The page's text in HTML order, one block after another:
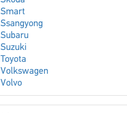
Smart
Ssangyong
Subaru
Suzuki
Toyota
Volkswagen
Volvo